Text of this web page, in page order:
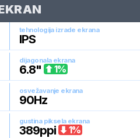
tehnologija izrade ekrana
IPS
dijagonala ekrana
6.8" 1%
osvežavanje ekrana
90Hz
gustina piksela ekrana
389ppi 1%